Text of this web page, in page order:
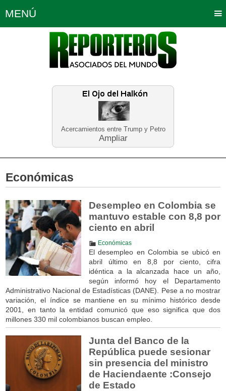
Acercamientos entre Trump y Petro
Ampliar
MENÚ
Política Opinión Bogotá
Planeta Tierra Deportes
Educación Neira
Económicas
Desempleo en Colombia se
mantuvo estable con 8,8 por
ciento en abril
Económicas
El desempleo en Colombia se ubicó en
abril último en 8,8 por ciento, cifra
idéntica a la alcanzada hace un año,
según informó hoy el Departamento
Administrativo Nacional de Estadísticas (DANE). Pese a no mostrar
variación, el índice se mantiene en su mínimo histórico desde
2001, en tanto la entidad comunicó que eso significa que dos
millones 330 mil colombianos buscan empleo.
Junta del Banco de la
República puede sesionar
sin presencia del ministro
de Haciendaente :Consejo
de Estado